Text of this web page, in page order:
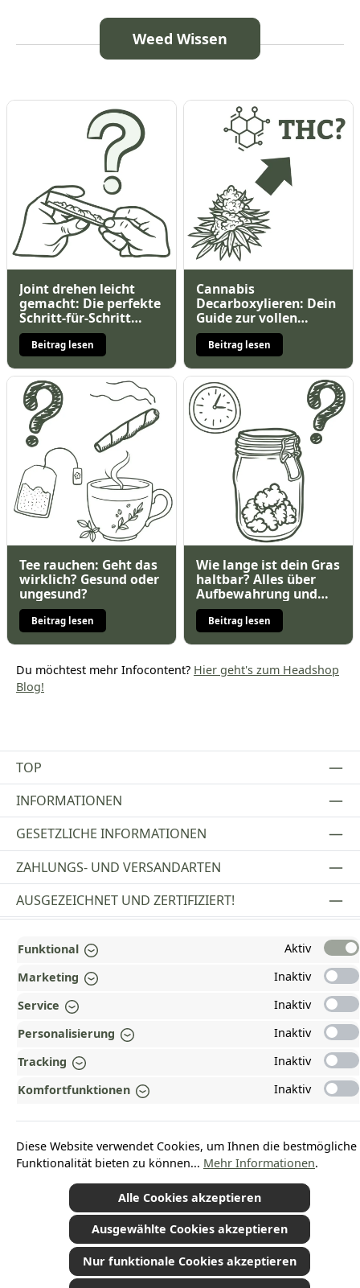
Weed Wissen
Joint drehen leicht
gemacht: Die perfekte
Schritt-für-Schritt
Anleitung
Beitrag lesen
Cannabis
Decarboxylieren: Dein
Guide zur vollen
Wirkung für deine
Buds!
Beitrag lesen
Tee rauchen: Geht das
wirklich? Gesund oder
ungesund?
Beitrag lesen
Wie lange ist dein Gras
haltbar? Alles über
Aufbewahrung und
Lagerung
Beitrag lesen
Du möchtest mehr Infocontent? Hier geht's zum Headshop
Blog!
TOP
INFORMATIONEN
GESETZLICHE INFORMATIONEN
ZAHLUNGS- UND VERSANDARTEN
AUSGEZEICHNET UND ZERTIFIZIERT!
*Alle Preise inkl. gesetzl. Mehrwertsteuer zzgl. Versandkostenund ggf.
© 2026 Plamundo GmbH - Alle Rechte vorbehalten. Theme byThemeWare®
Funktional
Aktiv
Marketing
Inaktiv
Service
Inaktiv
Personalisierung
Inaktiv
Tracking
Inaktiv
Komfortfunktionen
Inaktiv
Diese Website verwendet Cookies, um Ihnen die bestmögliche
Funktionalität bieten zu können... Mehr Informationen.
Alle Cookies akzeptieren
Ausgewählte Cookies akzeptieren
Nur funktionale Cookies akzeptieren